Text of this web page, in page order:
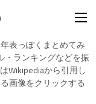
表っぽくまとめてみ
・ランキングなどを振
Wikipediaから引用し
画像をクリックする